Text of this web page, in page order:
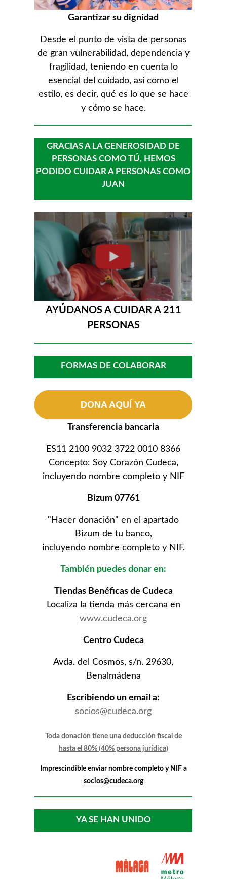
Garantizar su dignidad
Desde el punto de vista de personas
de gran vulnerabilidad, dependencia y
fragilidad, teniendo en cuenta lo
esencial del cuidado, así como el
estilo, es decir, qué es lo que se hace
y cómo se hace.
GRACIAS A LA GENEROSIDAD DE
PERSONAS COMO TÚ, HEMOS
PODIDO CUIDAR A PERSONAS COMO
JUAN
AYÚDANOS A CUIDAR A 211
PERSONAS
FORMAS DE COLABORAR
DONA AQUÍ YA
Transferencia bancaria
ES11 2100 9032 3722 0010 8366
Concepto: Soy Corazón Cudeca,
incluyendo nombre completo y NIF
Bizum 07761
"Hacer donación" en el apartado
Bizum de tu banco,
incluyendo nombre completo y NIF.
También puedes donar en:
Tiendas Benéficas de Cudeca
Localiza la tienda más cercana en
www.cudeca.org
Centro Cudeca
Avda. del Cosmos, s/n. 29630,
Benalmádena
Escribiendo un email a:
socios@cudeca.org
Toda donación tiene una deducción fiscal de
hasta el 80% (40% persona jurídica)
Imprescindible enviar nombre completo y NIF a
socios@cudeca.org
YA SE HAN UNIDO